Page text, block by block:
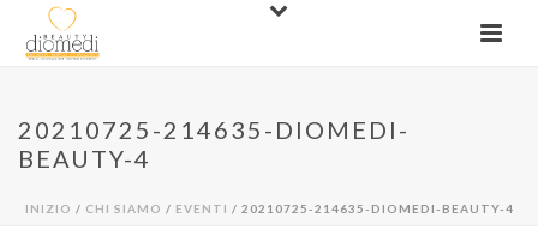
20210725-214635-DIOMEDI-
BEAUTY-4
INIZIO / CHI SIAMO / EVENTI / 20210725-214635-DIOMEDI-BEAUTY-4